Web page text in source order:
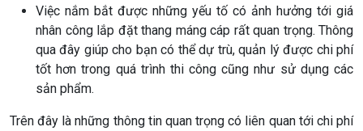
Việc nắm bắt được những yếu tố có ảnh hưởng tới giá
nhân công lắp đặt thang máng cáp rất quan trọng. Thông
qua đây giúp cho bạn có thể dự trù, quản lý được chi phí
tốt hơn trong quá trình thi công cũng như sử dụng các
sản phẩm.
Trên đây là những thông tin quan trọng có liên quan tới chi phí